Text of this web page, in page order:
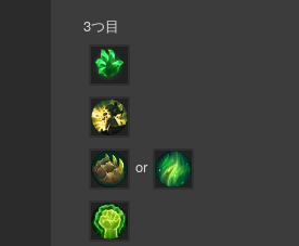
3つ目
or